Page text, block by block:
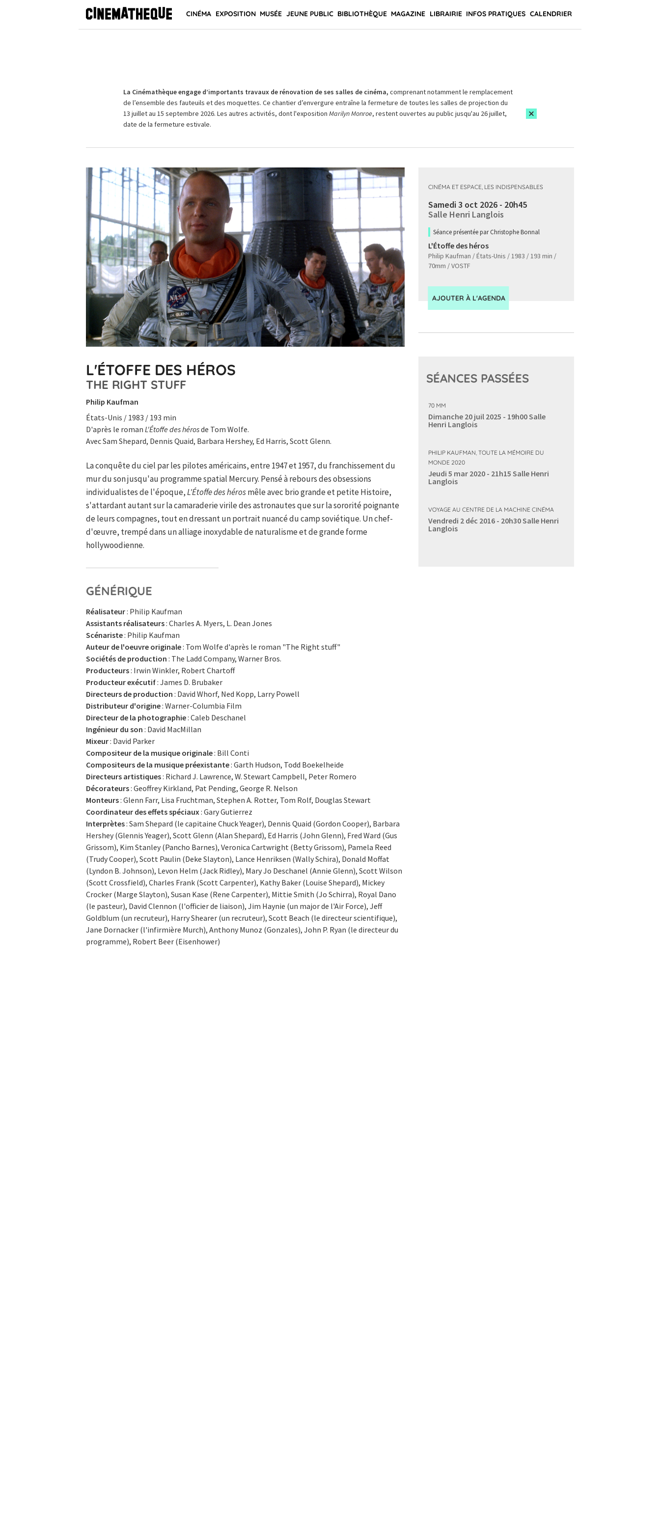
CINÉMA EXPOSITION MUSÉE JEUNE PUBLIC BIBLIOTHÈQUE MAGAZINE LIBRAIRIE INFOS PRATIQUES CALENDRIER
La Cinémathèque engage d’importants travaux de rénovation de ses salles de cinéma, comprenant notamment le remplacement
de l’ensemble des fauteuils et des moquettes. Ce chantier d’envergure entraîne la fermeture de toutes les salles de projection du
13 juillet au 15 septembre 2026. Les autres activités, dont l'exposition Marilyn Monroe, restent ouvertes au public jusqu'au 26 juillet,
date de la fermeture estivale.
L'ÉTOFFE DES HÉROS
THE RIGHT STUFF
Philip Kaufman
États-Unis / 1983 / 193 min
D'après le roman L'Étoffe des hérosde Tom Wolfe.
Avec Sam Shepard, Dennis Quaid, Barbara Hershey, Ed Harris, Scott Glenn.
La conquête du ciel par les pilotes américains, entre 1947 et 1957, du franchissement du
mur du son jusqu'au programme spatial Mercury. Pensé à rebours des obsessions
individualistes de l'époque,L'Étoffe des hérosmêle avec brio grande et petite Histoire,
s'attardant autant sur la camaraderie virile des astronautes que sur la sororité poignante
de leurs compagnes, tout en dressant un portrait nuancé du camp soviétique. Un chef-
d'œuvre, trempé dans un alliage inoxydable de naturalisme et de grande forme
hollywoodienne.
GÉNÉRIQUE
Réalisateur: Philip Kaufman
Assistants réalisateurs: Charles A. Myers, L. Dean Jones
Scénariste: Philip Kaufman
Auteur de l'oeuvre originale: Tom Wolfe d'après le roman "The Right stuff"
Sociétés de production : The Ladd Company, Warner Bros.
Producteurs: Irwin Winkler, Robert Chartoff
Producteur exécutif: James D. Brubaker
Directeurs de production : David Whorf, Ned Kopp, Larry Powell
Distributeur d'origine: Warner-Columbia Film
Directeur de la photographie: Caleb Deschanel
Ingénieur du son : David MacMillan
Mixeur: David Parker
Compositeur de la musique originale: Bill Conti
Compositeurs de la musique préexistante: Garth Hudson, Todd Boekelheide
Directeurs artistiques: Richard J. Lawrence, W. Stewart Campbell, Peter Romero
Décorateurs: Geoffrey Kirkland, Pat Pending, George R. Nelson
Monteurs: Glenn Farr, Lisa Fruchtman, Stephen A. Rotter, Tom Rolf, Douglas Stewart
Coordinateur des effets spéciaux : Gary Gutierrez
Interprètes: Sam Shepard (le capitaine Chuck Yeager), Dennis Quaid (Gordon Cooper), Barbara
Hershey (Glennis Yeager), Scott Glenn (Alan Shepard), Ed Harris (John Glenn), Fred Ward (Gus
Grissom), Kim Stanley (Pancho Barnes), Veronica Cartwright (Betty Grissom), Pamela Reed
(Trudy Cooper), Scott Paulin (Deke Slayton), Lance Henriksen (Wally Schira), Donald Moffat
(Lyndon B. Johnson), Levon Helm (Jack Ridley), Mary Jo Deschanel (Annie Glenn), Scott Wilson
(Scott Crossfield), Charles Frank (Scott Carpenter), Kathy Baker (Louise Shepard), Mickey
Crocker (Marge Slayton), Susan Kase (Rene Carpenter), Mittie Smith (Jo Schirra), Royal Dano
(le pasteur), David Clennon (l'officier de liaison), Jim Haynie (un major de l'Air Force), Jeff
Goldblum (un recruteur), Harry Shearer (un recruteur), Scott Beach (le directeur scientifique),
Jane Dornacker (l'infirmière Murch), Anthony Munoz (Gonzales), John P. Ryan (le directeur du
programme), Robert Beer (Eisenhower)
CINÉMA ET ESPACE, LES INDISPENSABLES
Samedi 3 oct 2026 - 20h45
Salle Henri Langlois
Séance présentée par Christophe Bonnal
L'Étoffe des héros
Philip Kaufman / États-Unis / 1983 / 193 min /
70mm / VOSTF
AJOUTER À L'AGENDA
SÉANCES PASSÉES
70 MM
Dimanche 20 juil 2025 - 19h00Salle
Henri Langlois
PHILIP KAUFMAN, TOUTE LA MÉMOIRE DU
MONDE 2020
Jeudi 5 mar 2020 - 21h15 Salle Henri
Langlois
VOYAGE AU CENTRE DE LA MACHINE CINÉMA
Vendredi 2 déc 2016 - 20h30Salle Henri
Langlois